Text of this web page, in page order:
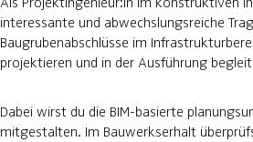
interessante und abwechslungsreiche
Baugrubenabschlüsse im
projektieren und in der Ausführung
Dabei wirst du die BIM-basierte
mitgestalten. Im Bauwerkserhalt